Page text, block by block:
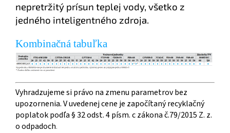
nepretržitý prísun teplej vody, všetko z
jedného inteligentného zdroja.
Kombinačná tabuľka
Vyhradzujeme si právo na zmenu parametrov bez
upozornenia. V uvedenej cene je započítaný recyklačný
poplatok podľa § 32 odst. 4 písm. c zákona č.79/2015 Z. z.
o odpadoch.